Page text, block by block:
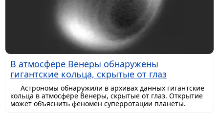
В атмосфере Венеры обнаружены
гигантские кольца, скрытые от глаз
Астрономы обнаружили в архивах данных гигантские
кольца в атмосфере Венеры, скрытые от глаз. Открытие
может объяснить феномен суперротации планеты.